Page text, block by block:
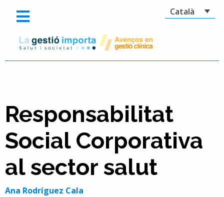
Català
Responsabilitat
Social Corporativa
al sector salut
Ana Rodríguez Cala